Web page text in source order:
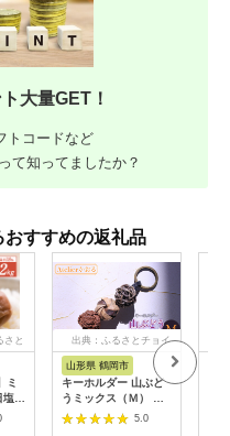
大量GET！
トコードなど
て知ってましたか？
おすすめの返礼品
さと
ミ
だ
干
出典：ふるさとチョイ
山形県 鶴岡市
キーホルダー 山ぶど
うミックス（Ｍ） 山
形県鶴岡市 アトリエ
かおる | 山葡萄 雑貨
5.0